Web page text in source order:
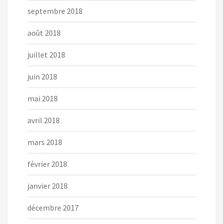
septembre 2018
août 2018
juillet 2018
juin 2018
mai 2018
avril 2018
mars 2018
février 2018
janvier 2018
décembre 2017